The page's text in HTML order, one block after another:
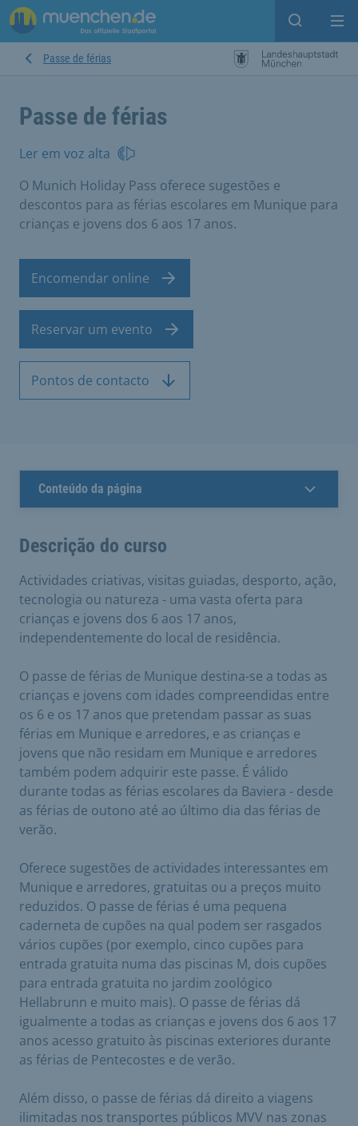
Open
Passe de férias
Passe de férias
Ler em voz alta
O Munich Holiday Pass oferece sugestões e
descontos para as férias escolares em Munique para
crianças e jovens dos 6 aos 17 anos.
Encomendar online
Reservar um evento
Pontos de contacto
Conteúdo da página
Descrição do curso
Actividades criativas, visitas guiadas, desporto, ação,
tecnologia ou natureza - uma vasta oferta para
crianças e jovens dos 6 aos 17 anos,
independentemente do local de residência.
O passe de férias de Munique destina-se a todas as
crianças e jovens com idades compreendidas entre
os 6 e os 17 anos que pretendam passar as suas
férias em Munique e arredores, e as crianças e
jovens que não residam em Munique e arredores
também podem adquirir este passe. É válido
durante todas as férias escolares da Baviera - desde
as férias de outono até ao último dia das férias de
verão.
Oferece sugestões de actividades interessantes em
Munique e arredores, gratuitas ou a preços muito
reduzidos. O passe de férias é uma pequena
caderneta de cupões na qual podem ser rasgados
vários cupões (por exemplo, cinco cupões para
entrada gratuita numa das piscinas M, dois cupões
para entrada gratuita no jardim zoológico
Hellabrunn e muito mais). O passe de férias dá
igualmente a todas as crianças e jovens dos 6 aos 17
anos acesso gratuito às piscinas exteriores durante
as férias de Pentecostes e de verão.
Além disso, o passe de férias dá direito a viagens
ilimitadas nos transportes públicos MVV nas zonas